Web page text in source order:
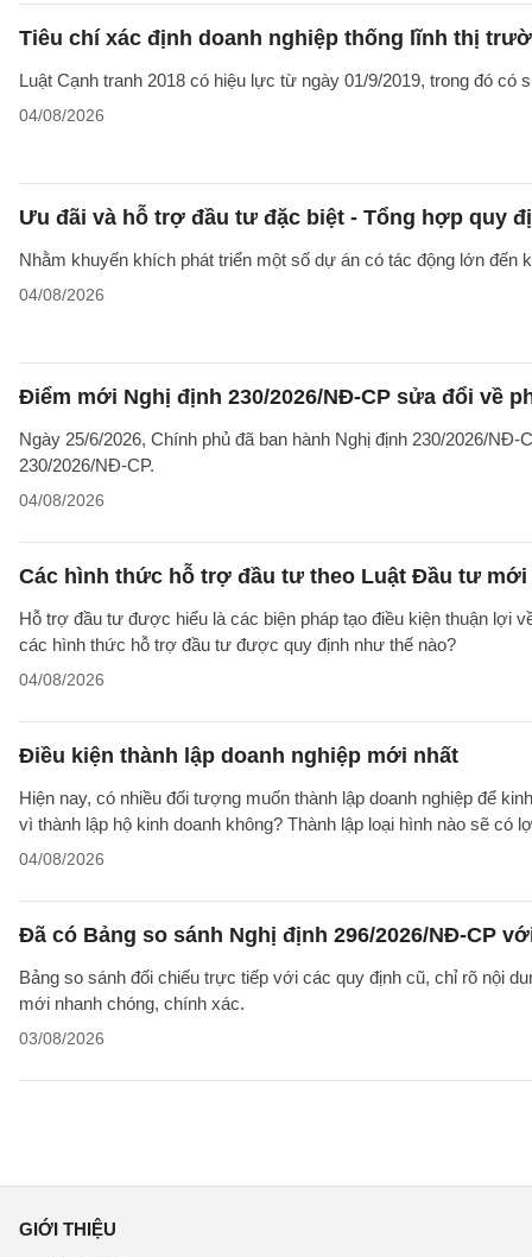
Tiêu chí xác định doanh nghiệp thống lĩnh thị
Luật Cạnh tranh 2018 có hiệu lực từ ngày 01/9/2019, trong đó
04/08/2026
Ưu đãi và hỗ trợ đầu tư đặc biệt - Tổng hợp quy
Nhằm khuyến khích phát triển một số dự án có tác động lớn đến
04/08/2026
Điểm mới Nghị định 230/2026/NĐ-CP sửa đổi về
Ngày 25/6/2026, Chính phủ đã ban hành Nghị định 230/2026/
230/2026/NĐ-CP.
04/08/2026
Các hình thức hỗ trợ đầu tư theo Luật Đầu tư mới
Hỗ trợ đầu tư được hiểu là các biện pháp tạo điều kiện thuận lợi
các hình thức hỗ trợ đầu tư được quy định như thế nào?
04/08/2026
Điều kiện thành lập doanh nghiệp mới nhất
Hiện nay, có nhiều đối tượng muốn thành lập doanh nghiệp để
vì thành lập hộ kinh doanh không? Thành lập loại hình nào sẽ có
04/08/2026
Đã có Bảng so sánh Nghị định 296/2026/NĐ-CP
Bảng so sánh đối chiếu trực tiếp với các quy định cũ, chỉ rõ nội
mới nhanh chóng, chính xác.
03/08/2026
GIỚI THIỆU